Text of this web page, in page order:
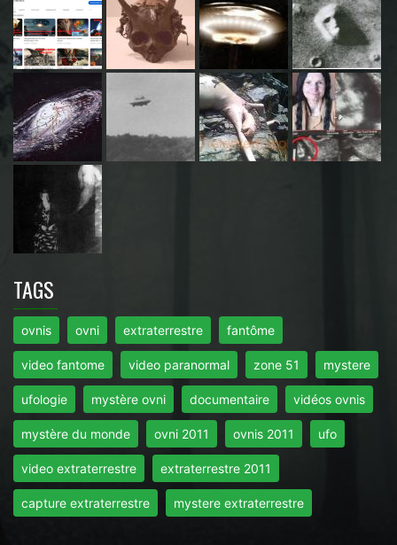
TAGS
ovnis ovni extraterrestre fantôme
video fantome video paranormal zone 51 mystere
ufologie mystère ovni documentaire vidéos ovnis
mystère du monde ovni 2011 ovnis 2011 ufo
video extraterrestre extraterrestre 2011
capture extraterrestre mystere extraterrestre